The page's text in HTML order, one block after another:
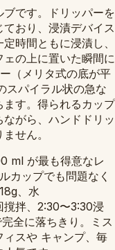
です。ドリッパーを
おり、浸漬デバイス
時間ともに浸漬し、
の上に置いた瞬間に
（メリタ式の底が平
スパイラル状の急な
す。得られるカップ
がら、ハンドドリッ
せん。
ml が最も得意なレ
カップでも問題なく
、水
撹拌、2:30〜3:30浸
全に落ちきり。ミス
スや キャンプ、毎